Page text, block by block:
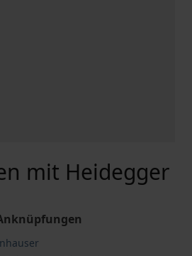
mit Heidegger